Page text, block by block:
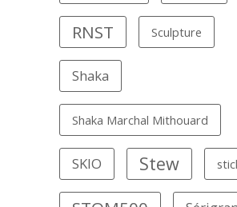
RNST Sculpture
Shaka
Shaka Marchal Mithouard
SKIO Stew